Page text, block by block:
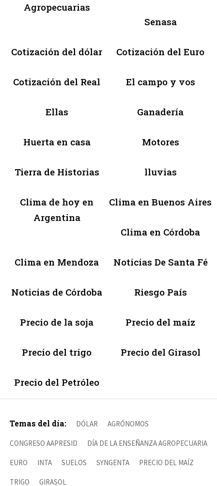
Agropecuarias
Senasa
Cotización del dólar Cotización del Euro
Cotización del Real El campo y vos
Ellas Ganadería
Huerta en casa Motores
Tierra de Historias lluvias
Clima de hoy en
Argentina
Clima en Buenos Aires
Clima en Córdoba
Clima en Mendoza Noticias De Santa Fé
Noticias de Córdoba Riesgo País
Precio de la soja Precio del maíz
Precio del trigo Precio del Girasol
Precio del Petróleo
Temas del día: DÓLAR AGRÓNOMOS
CONGRESO AAPRESID DÍA DE LA ENSEÑANZA AGROPECUARIA
EURO INTA SUELOS SYNGENTA PRECIO DEL MAÍZ
TRIGO GIRASOL